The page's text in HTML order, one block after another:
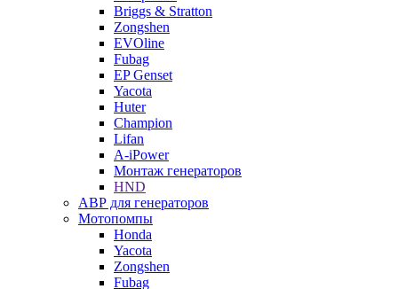
Briggs & Stratton
Zongshen
EVOline
Fubag
EP Genset
Yacota
Huter
Champion
Lifan
A-iPower
Монтаж генераторов
HND
АВР для генераторов
Мотопомпы
Honda
Yacota
Zongshen
Fubag